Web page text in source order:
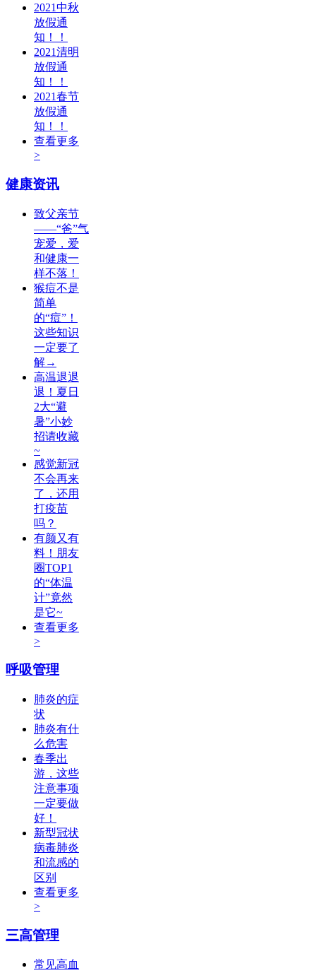
2021中秋
放假通
知！！
2021清明
放假通
知！！
2021春节
放假通
知！！
查看更多
>
健康资讯
致父亲节
——“爸”气
宠爱，爱
和健康一
样不落！
猴痘不是
简单
的“痘”！
这些知识
一定要了
解→
高温退退
退！夏日
2大“避
暑”小妙
招请收藏
~
感觉新冠
不会再来
了，还用
打疫苗
吗？
有颜又有
料！朋友
圈TOP1
的“体温
计”竟然
是它~
查看更多
>
呼吸管理
肺炎的症
状
肺炎有什
么危害
春季出
游，这些
注意事项
一定要做
好！
新型冠状
病毒肺炎
和流感的
区别
查看更多
>
三高管理
常见高血